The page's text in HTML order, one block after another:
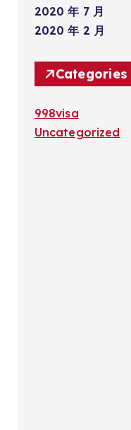
2020 年 7 月
2020 年 2 月
Categories
998visa
Uncategorized